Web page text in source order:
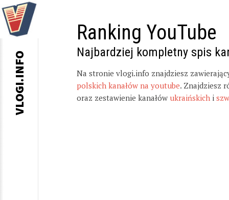
Ranking YouTube
Najbardziej kompletny spis
Na stronie vlogi.info znajdziesz
polskich kanałów na youtube. Znajdziesz
oraz zestawienie kanałów ukraińskich i
VLOGI.INFO